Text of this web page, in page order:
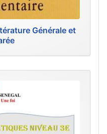
Générale et